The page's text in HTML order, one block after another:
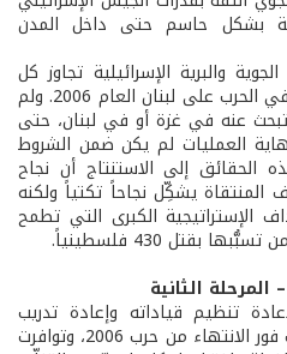
بشكل حاسم حتى داخل المدن
والبرية الإسرائيلية تجاوز كل
المشاكل التي سبق وواجهتها في الحرب على لبنان العام 2006. ولم
عنه في غزة أو في لبنان، حتى
العمليات لم يكن ضمن الشروط
الحقائق إلى الاستنتاج أن نجاح
المنتقاة يشكِّل نجاحاً تكتياً ولكنه
الكبرى التي تطمح
بقتل 430 فلسطينياً.
الثانية
تنظيم قياداته وإعادة تدريب
وحداته المقاتلة وتحضيرها للحرب فور الانتهاء من حرب 2006، وتوافرت